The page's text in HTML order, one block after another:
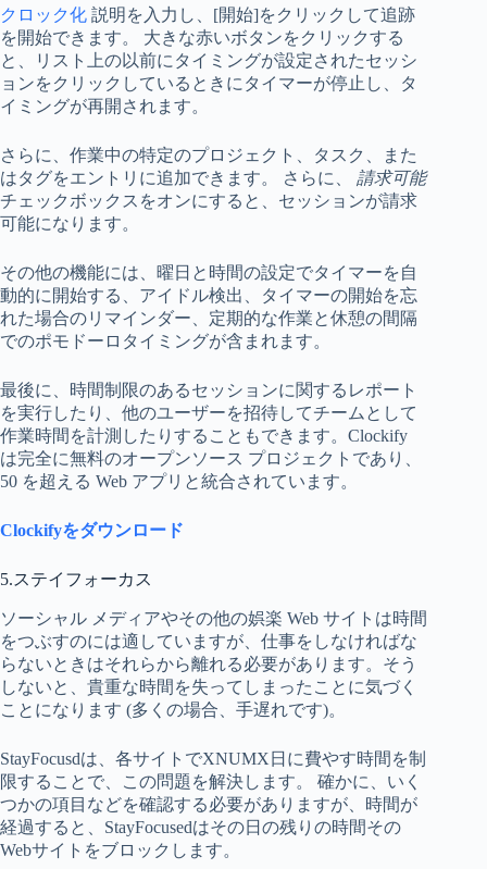
クロック化 説明を入力し、[開始]をクリックして追跡
を開始できます。 大きな赤いボタンをクリックする
と、リスト上の以前にタイミングが設定されたセッシ
ョンをクリックしているときにタイマーが停止し、タ
イミングが再開されます。
さらに、作業中の特定のプロジェクト、タスク、また
はタグをエントリに追加できます。 さらに、 請求可能
チェックボックスをオンにすると、セッションが請求
可能になります。
その他の機能には、曜日と時間の設定でタイマーを自
動的に開始する、アイドル検出、タイマーの開始を忘
れた場合のリマインダー、定期的な作業と休憩の間隔
でのポモドーロタイミングが含まれます。
最後に、時間制限のあるセッションに関するレポート
を実行したり、他のユーザーを招待してチームとして
作業時間を計測したりすることもできます。Clockify
は完全に無料のオープンソース プロジェクトであり、
50 を超える Web アプリと統合されています。
Clockifyをダウンロード
5.ステイフォーカス
ソーシャル メディアやその他の娯楽 Web サイトは時間
をつぶすのには適していますが、仕事をしなければな
らないときはそれらから離れる必要があります。そう
しないと、貴重な時間を失ってしまったことに気づく
ことになります (多くの場合、手遅れです)。
StayFocusdは、各サイトでXNUMX日に費やす時間を制
限することで、この問題を解決します。 確かに、いく
つかの項目などを確認する必要がありますが、時間が
経過すると、StayFocusedはその日の残りの時間その
Webサイトをブロックします。